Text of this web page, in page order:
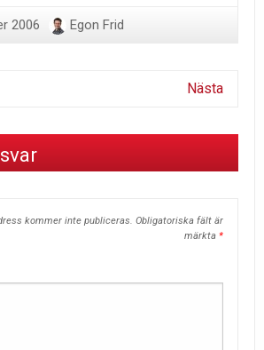
2006 Egon Frid
Nästa
kommer inte publiceras. Obligatoriska fält är
märkta *